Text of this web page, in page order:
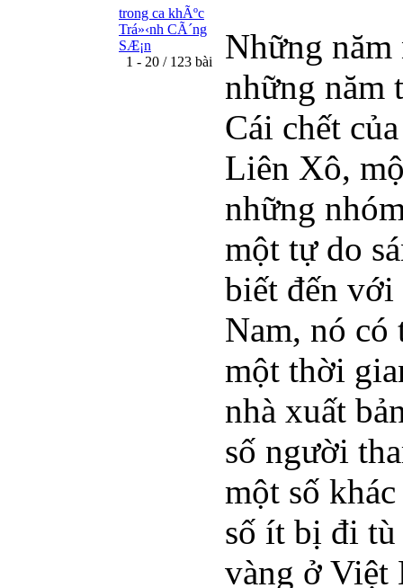
trong ca khÃºc
Trá»‹nh CÃ´ng
SÆ¡n
1 - 20 / 123 bài
Những
những năm
Cái chết
Liên Xô,
những
một tự do
biết đến với
Nam, nó có
một thời
nhà xuất
số người
một số
số ít bị đi tù
vàng ở Việt